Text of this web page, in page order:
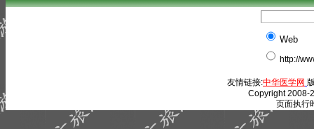
Web
http://
友情链接:中华医学网
Copyright 2008-
页面执行